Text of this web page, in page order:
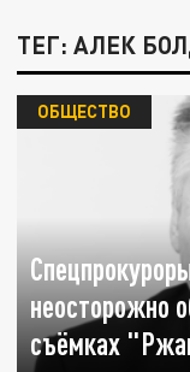
ТЕГ: АЛЕК
неосторожно
съёмках
ОБЩЕСТВО